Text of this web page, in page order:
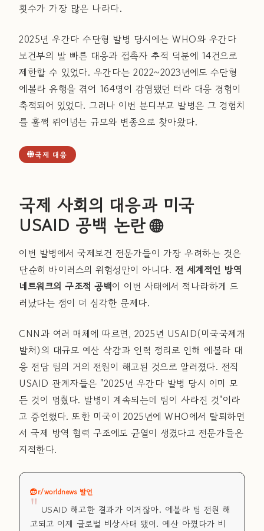
횟수가 가장 많은 나라다.
2025년 우간다 수단형 발병 당시에는 WHO와 우간다
보건부의 발 빠른 대응과 접촉자 추적 덕분에 14건으로
제한할 수 있었다. 우간다는 2022~2023년에도 수단형
에볼라 유행을 겪어 164명이 감염됐던 터라 대응 경험이
축적되어 있었다. 그러나 이번 분디부교 발병은 그 경험치
를 훌쩍 뛰어넘는 규모와 변종으로 찾아왔다.
국제 대응
국제 사회의 대응과 미국
USAID 공백 논란 🌐
이번 발병에서 국제보건 전문가들이 가장 우려하는 것은
단순히 바이러스의 위험성만이 아니다. 전 세계적인 방역
네트워크의 구조적 공백이 이번 사태에서 적나라하게 드
러났다는 점이 더 심각한 문제다.
CNN과 여러 매체에 따르면, 2025년 USAID(미국국제개
발처)의 대규모 예산 삭감과 인력 정리로 인해 에볼라 대
응 전담 팀의 거의 전원이 해고된 것으로 알려졌다. 전직
USAID 관계자들은 "2025년 우간다 발병 당시 이미 모
든 것이 멈췄다. 발병이 계속되는데 팀이 사라진 것"이라
고 증언했다. 또한 미국이 2025년에 WHO에서 탈퇴하면
서 국제 방역 협력 구조에도 균열이 생겼다고 전문가들은
지적한다.
r/worldnews 발언
" USAID 해고한 결과가 이거잖아. 에볼라 팀 전원 해
고되고 이제 글로벌 비상사태 됐어. 예산 아꼈다가 비